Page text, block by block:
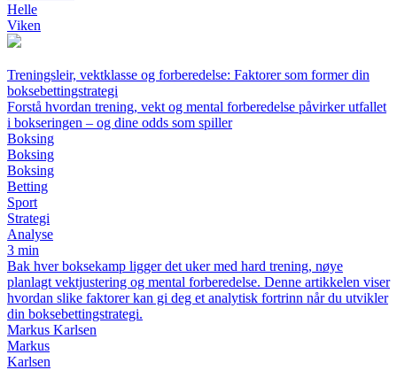
Helle
Viken
Treningsleir, vektklasse og forberedelse: Faktorer som former din
boksebettingstrategi
Forstå hvordan trening, vekt og mental forberedelse påvirker utfallet
i bokseringen – og dine odds som spiller
Boksing
Boksing
Boksing
Betting
Sport
Strategi
Analyse
3 min
Bak hver boksekamp ligger det uker med hard trening, nøye
planlagt vektjustering og mental forberedelse. Denne artikkelen viser
hvordan slike faktorer kan gi deg et analytisk fortrinn når du utvikler
din boksebettingstrategi.
Markus Karlsen
Markus
Karlsen